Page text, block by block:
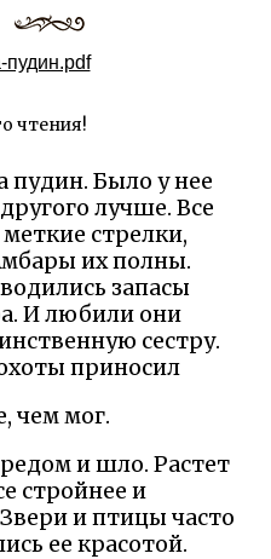
пудин.pdf
чтения!
Было у нее
лучше. Все
стрелки,
их полны.
запасы
И любили они
сестру.
приносил
чем мог.
и шло. Растет
стройнее и
и птицы часто
ее красотой.